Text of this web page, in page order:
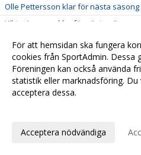
Olle Pettersson klar för nästa säsong
Viktor Jansson klar för nästa säsong
Viktor Borg klar för nästa säsong
Nedflyttning
Kristoffer Asp förlänger med ett år
AIK gästar Håstaholmen
Förlust mot Tullinge
För att hemsidan ska fungera
cookies från SportAdmin. Dessa
Föreningen kan också använda
statistik eller marknadsföring.
acceptera dessa.
Acceptera nödvändiga